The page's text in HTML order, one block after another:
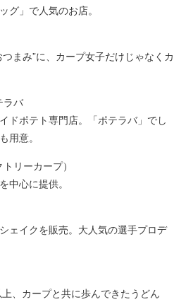
グ」で人気のお店。
まみ”に、カープ女子だけじゃなくカ
ラバ
ドポテト専門店。「ポテラバ」でし
用意。
リーカープ）
中心に提供。
ェイクを販売。大人気の選手プロデ
、カープと共に歩んできたうどん